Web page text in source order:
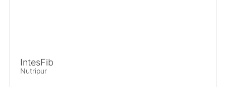
IntesFib
Nutripur